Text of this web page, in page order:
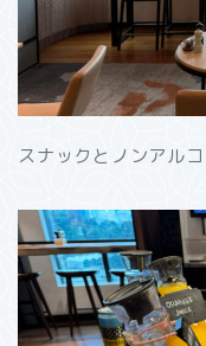
スナックとノンアル